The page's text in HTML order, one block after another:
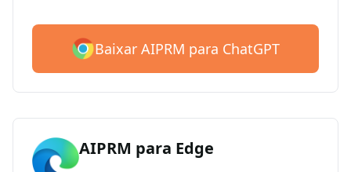
Baixar AIPRM para ChatGPT
AIPRM para Edge